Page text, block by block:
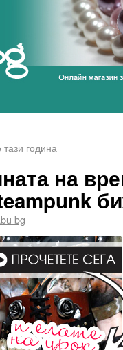
година
на
bg